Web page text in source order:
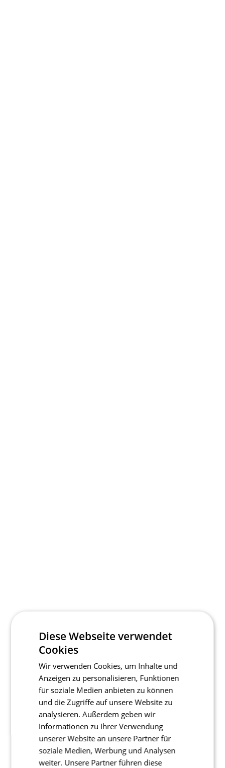
Diese Webseite verwendet
Cookies
Wir verwenden Cookies, um Inhalte und
Anzeigen zu personalisieren, Funktionen
für soziale Medien anbieten zu können
und die Zugriffe auf unsere Website zu
analysieren. Außerdem geben wir
Informationen zu Ihrer Verwendung
unserer Website an unsere Partner für
soziale Medien, Werbung und Analysen
weiter. Unsere Partner führen diese